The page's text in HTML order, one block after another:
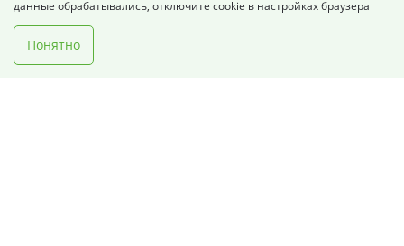
О Компании
данные обрабатывались, отключите cookie в настройках браузера
Понятно